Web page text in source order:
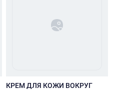
КРЕМ ДЛЯ КОЖИ ВОКРУГ